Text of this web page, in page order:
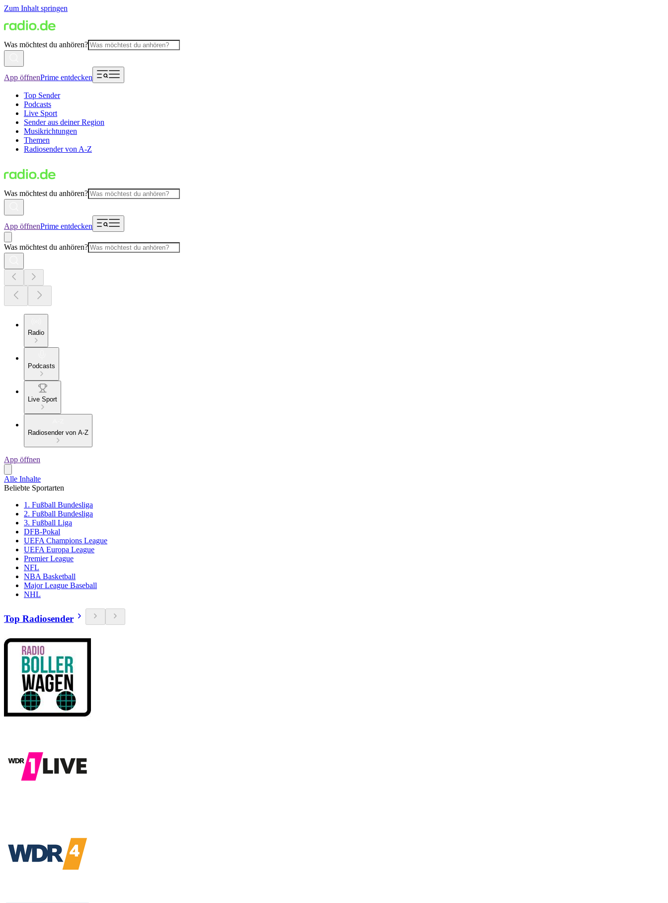
Zum Inhalt springen
Was möchtest du anhören?
App öffnenPrime entdecken
Top Sender
Podcasts
Live Sport
Sender aus deiner Region
Musikrichtungen
Themen
Radiosender von A-Z
Was möchtest du anhören?
App öffnenPrime entdecken
Was möchtest du anhören?
Radio
Podcasts
Live Sport
Radiosender von A-Z
App öffnen
Alle Inhalte
Beliebte Sportarten
1. Fußball Bundesliga
2. Fußball Bundesliga
3. Fußball Liga
DFB-Pokal
UEFA Champions League
UEFA Europa League
Premier League
NFL
NBA Basketball
Major League Baseball
NHL
Top Radiosender